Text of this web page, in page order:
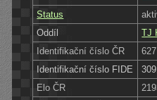
Status
Oddíl
TJ
Identifikační číslo ČR
627
Identifikační číslo FIDE
Elo ČR